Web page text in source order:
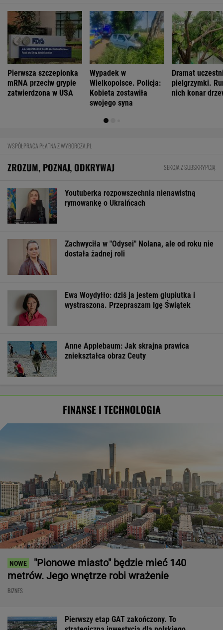
Pierwsza szczepionka
mRNA przeciw grypie
zatwierdzona w USA
Wypadek w
Wielkopolsce. Policja:
Kobieta zostawiła
swojego syna
Dramat
pielgrzymki.
nich konar
WSPÓŁPRACA PŁATNA Z WYBORCZA.PL
ZROZUM, POZNAJ, ODKRYWAJ SEKCJA Z SUBSKRYPCJĄ
Youtuberka rozpowszechnia nienawistną
rymowankę o Ukraińcach
Zachwyciła w "Odysei" Nolana, ale od roku nie
dostała żadnej roli
Ewa Woydyłło: dziś ja jestem głupiutka i
wystraszona. Przepraszam Igę Świątek
Anne Applebaum: Jak skrajna prawica
zniekształca obraz Ceuty
FINANSE I TECHNOLOGIA
"Pionowe miasto" będzie mieć 140
metrów. Jego wnętrze robi wrażenie
BIZNES
Pierwszy etap GAT zakończony. To